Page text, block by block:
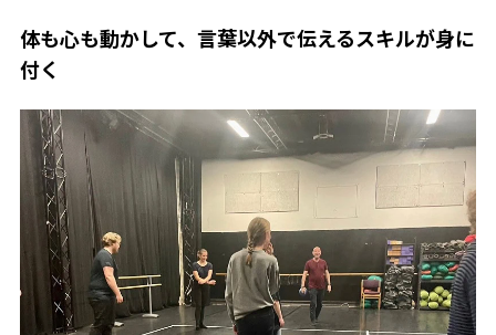
体も心も動かして、言葉以外で伝えるスキルが身に
付く